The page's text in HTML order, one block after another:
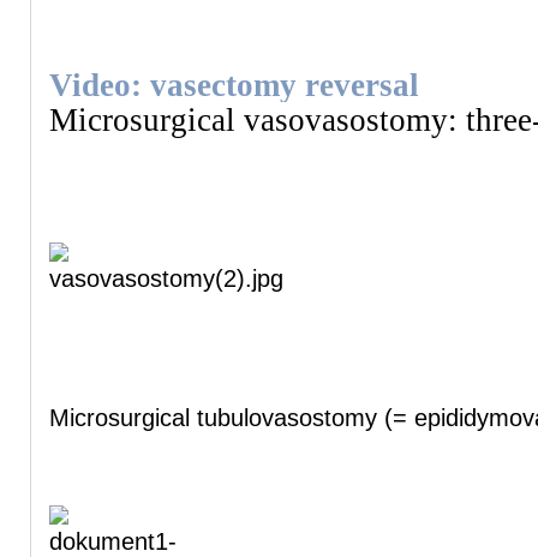
Video: vasectomy reversal
Microsurgical vasovasostomy:
Microsurgical tubulovasostomy (=